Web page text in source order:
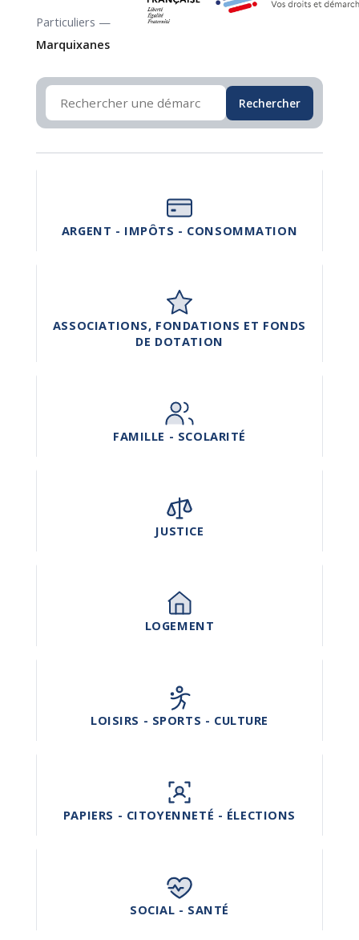
Particuliers —
Marquixanes
Rechercher
ARGENT - IMPÔTS - CONSOMMATION
ASSOCIATIONS, FONDATIONS ET FONDS
DE DOTATION
FAMILLE - SCOLARITÉ
JUSTICE
LOGEMENT
LOISIRS - SPORTS - CULTURE
PAPIERS - CITOYENNETÉ - ÉLECTIONS
SOCIAL - SANTÉ